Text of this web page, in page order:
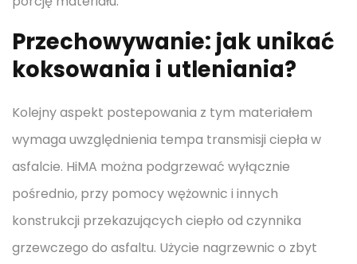
Przechowywanie: jak unikać
koksowania i utleniania?
Kolejny aspekt postepowania z tym materiałem
wymaga uwzględnienia tempa transmisji ciepła w
asfalcie. HiMA można podgrzewać wyłącznie
pośrednio, przy pomocy wężownic i innych
konstrukcji przekazujących ciepło od czynnika
grzewczego do asfaltu. Użycie nagrzewnic o zbyt